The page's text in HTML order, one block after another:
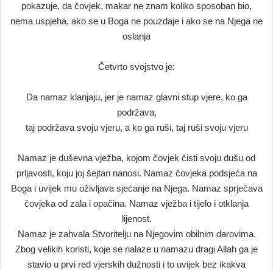
pokazuje, da čovjek, makar ne znam koliko sposoban bio,
nema uspjeha, ako se u Boga ne pouzdaje i ako se na Njega ne
oslanja
Četvrto svojstvo je:
Da namaz klanjaju, jer je namaz glavni stup vjere, ko ga
podržava,
taj podržava svoju vjeru, a ko ga ruši, taj ruši svoju vjeru
Namaz je duševna vježba, kojom čovjek čisti svoju dušu od
prljavosti, koju joj šejtan nanosi. Namaz čovjeka podsjeća na
Boga i uvijek mu oživljava sjećanje na Njega. Namaz sprječava
čovjeka od zala i opačina. Namaz vježba i tijelo i otklanja
lijenost.
Namaz je zahvala Stvoritelju na Njegovim obilnim darovima.
Zbog velikih koristi, koje se nalaze u namazu dragi Allah ga je
stavio u prvi red vjerskih dužnosti i to uvijek bez ikakva